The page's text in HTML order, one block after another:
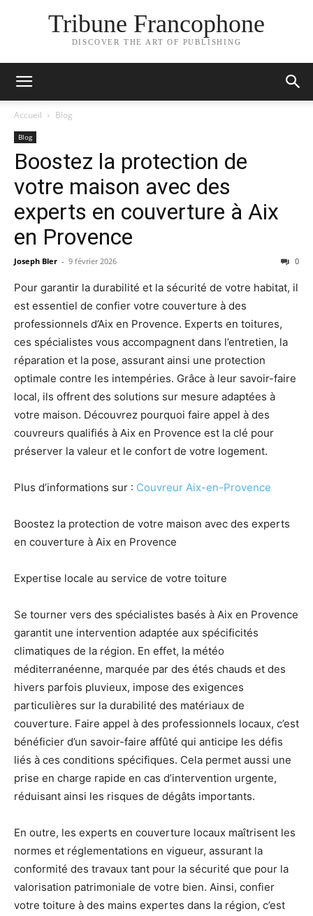
Tribune Francophone
DISCOVER THE ART OF PUBLISHING
Accueil Blog
Blog
Boostez la protection de
votre maison avec des
experts en couverture à Aix
en Provence
Joseph Bler - 9 février 2026 0
Pour garantir la durabilité et la sécurité de votre habitat, il
est essentiel de confier votre couverture à des
professionnels d’Aix en Provence. Experts en toitures,
ces spécialistes vous accompagnent dans l’entretien, la
réparation et la pose, assurant ainsi une protection
optimale contre les intempéries. Grâce à leur savoir-faire
local, ils offrent des solutions sur mesure adaptées à
votre maison. Découvrez pourquoi faire appel à des
couvreurs qualifiés à Aix en Provence est la clé pour
préserver la valeur et le confort de votre logement.
Plus d’informations sur : Couvreur Aix-en-Provence
Boostez la protection de votre maison avec des experts
en couverture à Aix en Provence
Expertise locale au service de votre toiture
Se tourner vers des spécialistes basés à Aix en Provence
garantit une intervention adaptée aux spécificités
climatiques de la région. En effet, la météo
méditerranéenne, marquée par des étés chauds et des
hivers parfois pluvieux, impose des exigences
particulières sur la durabilité des matériaux de
couverture. Faire appel à des professionnels locaux, c’est
bénéficier d’un savoir-faire affûté qui anticipe les défis
liés à ces conditions spécifiques. Cela permet aussi une
prise en charge rapide en cas d’intervention urgente,
réduisant ainsi les risques de dégâts importants.
En outre, les experts en couverture locaux maîtrisent les
normes et réglementations en vigueur, assurant la
conformité des travaux tant pour la sécurité que pour la
valorisation patrimoniale de votre bien. Ainsi, confier
votre toiture à des mains expertes dans la région, c’est